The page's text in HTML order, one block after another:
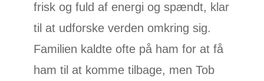
frisk og fuld af energi og spændt, klar
til at udforske verden omkring sig.
Familien kaldte ofte på ham for at få
ham til at komme tilbage, men Tob